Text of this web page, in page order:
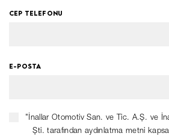
CEP TELEFONU
E-POSTA
"İnallar Otomotiv San. ve Tic. A.Ş. ve
Şti. tarafından aydınlatma metni